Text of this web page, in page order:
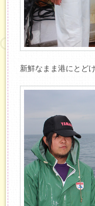
新鮮なまま港にとど